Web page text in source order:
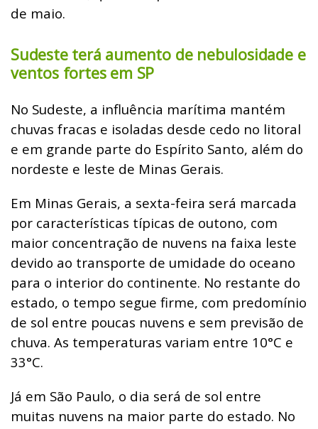
de maio.
Sudeste terá aumento de nebulosidade e
ventos fortes em SP
No Sudeste, a influência marítima mantém
chuvas fracas e isoladas desde cedo no litoral
e em grande parte do Espírito Santo, além do
nordeste e leste de Minas Gerais.
Em Minas Gerais, a sexta-feira será marcada
por características típicas de outono, com
maior concentração de nuvens na faixa leste
devido ao transporte de umidade do oceano
para o interior do continente. No restante do
estado, o tempo segue firme, com predomínio
de sol entre poucas nuvens e sem previsão de
chuva. As temperaturas variam entre 10°C e
33°C.
Já em São Paulo, o dia será de sol entre
muitas nuvens na maior parte do estado. No